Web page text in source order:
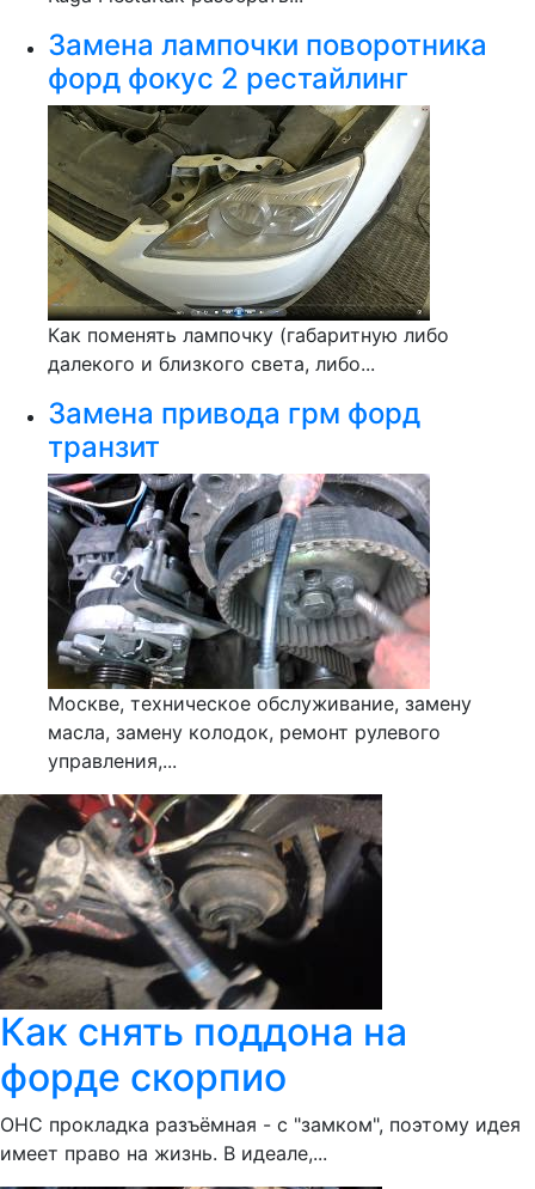
Замена лампочки поворотника
форд фокус 2 рестайлинг
Как поменять лампочку (габаритную либо
далекого и близкого света, либо...
Замена привода грм форд
транзит
Москве, техническое обслуживание, замену
масла, замену колодок, ремонт рулевого
управления,...
Как снять поддона на
форде скорпио
ОНС прокладка разъёмная - с "замком", поэтому идея
имеет право на жизнь. В идеале,...